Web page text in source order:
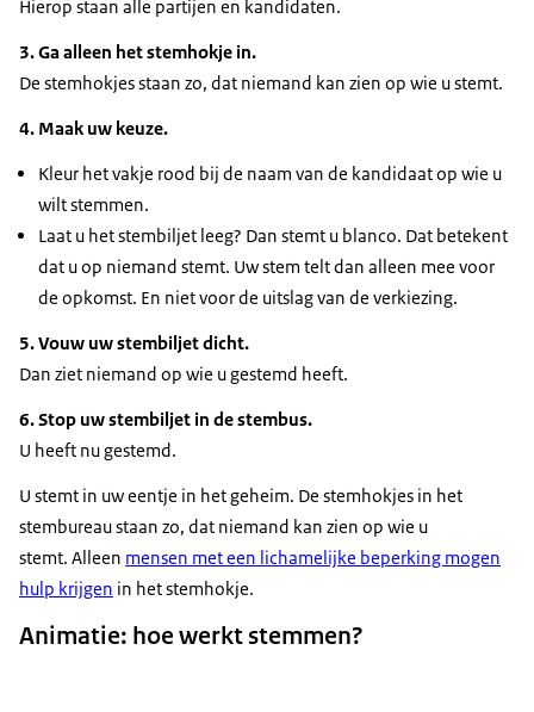
Hierop staan alle partijen en kandidaten.
3. Ga alleen het stemhokje in.
De stemhokjes staan zo, dat niemand kan zien op wie u stemt.
4. Maak uw keuze.
Kleur het vakje rood bij de naam van de kandidaat op wie u
wilt stemmen.
Laat u het stembiljet leeg? Dan stemt u blanco. Dat betekent
dat u op niemand stemt. Uw stem telt dan alleen mee voor
de opkomst. En niet voor de uitslag van de verkiezing.
5. Vouw uw stembiljet dicht.
Dan ziet niemand op wie u gestemd heeft.
6. Stop uw stembiljet in de stembus.
U heeft nu gestemd.
U stemt in uw eentje in het geheim. De stemhokjes in het
stembureau staan zo, dat niemand kan zien op wie u
stemt. Alleen mensen met een lichamelijke beperking mogen
hulp krijgen in het stemhokje.
Animatie: hoe werkt stemmen?